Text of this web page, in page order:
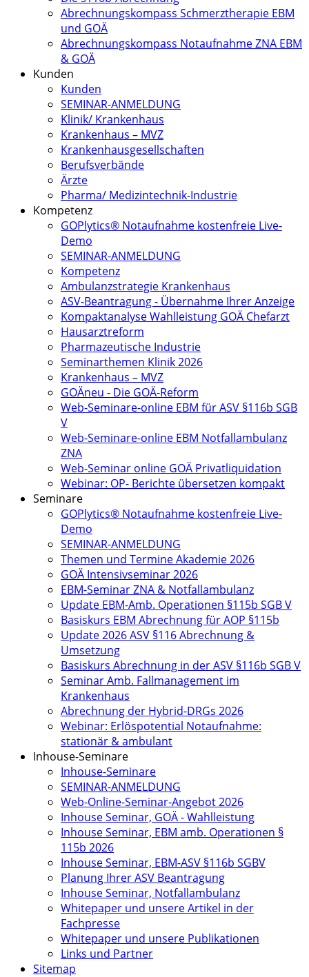
Abrechnungskompass Schmerztherapie EBM
und GOÄ
Abrechnungskompass Notaufnahme ZNA EBM
& GOÄ
Kunden
Kunden
SEMINAR-ANMELDUNG
Klinik/ Krankenhaus
Krankenhaus – MVZ
Krankenhausgesellschaften
Berufsverbände
Ärzte
Pharma/ Medizintechnik-Industrie
Kompetenz
GOPlytics® Notaufnahme kostenfreie Live-
Demo
SEMINAR-ANMELDUNG
Kompetenz
Ambulanzstrategie Krankenhaus
ASV-Beantragung - Übernahme Ihrer Anzeige
Kompaktanalyse Wahlleistung GOÄ Chefarzt
Hausarztreform
Pharmazeutische Industrie
Seminarthemen Klinik 2026
Krankenhaus – MVZ
GOÄneu - Die GOÄ-Reform
Web-Seminare-online EBM für ASV §116b SGB
V
Web-Seminare-online EBM Notfallambulanz
ZNA
Web-Seminar online GOÄ Privatliquidation
Webinar: OP- Berichte übersetzen kompakt
Seminare
GOPlytics® Notaufnahme kostenfreie Live-
Demo
SEMINAR-ANMELDUNG
Themen und Termine Akademie 2026
GOÄ Intensivseminar 2026
EBM-Seminar ZNA & Notfallambulanz
Update EBM-Amb. Operationen §115b SGB V
Basiskurs EBM Abrechnung für AOP §115b
Update 2026 ASV §116 Abrechnung &
Umsetzung
Basiskurs Abrechnung in der ASV §116b SGB V
Seminar Amb. Fallmanagement im
Krankenhaus
Abrechnung der Hybrid-DRGs 2026
Webinar: Erlöspotential Notaufnahme:
stationär & ambulant
Inhouse-Seminare
Inhouse-Seminare
SEMINAR-ANMELDUNG
Web-Online-Seminar-Angebot 2026
Inhouse Seminar, GOÄ - Wahlleistung
Inhouse Seminar, EBM amb. Operationen §
115b 2026
Inhouse Seminar, EBM-ASV §116b SGBV
Planung Ihrer ASV Beantragung
Inhouse Seminar, Notfallambulanz
Whitepaper und unsere Artikel in der
Fachpresse
Whitepaper und unsere Publikationen
Links und Partner
Sitemap